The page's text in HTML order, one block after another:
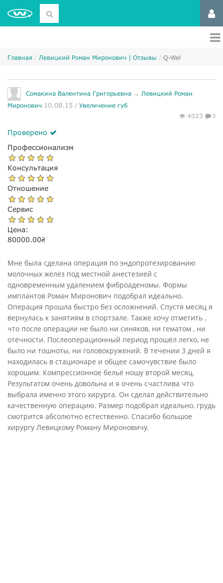
Главная Левицкий Роман Миронович | Отзывы Q-Wel
Сомакина Валентина Григорьевна → Левицкий Роман
Миронович 10.08.15 / Увеличение губ
4023
0
Проверено
Профессионализм
Консультация
Отношение
Сервис
Цена:
80000.00₴
Мне была сделана операция по эндопротезированию
молочных желёз под местной анестезией с
одновременным удалением фиброаденомы. Формы
имплантов Роман Миронович подобрал идеально.
Операция прошла быстро без осложнений. Спустя месяц я
вернулась к занятиям в спортзале. Также хочу отметить ,
что после операции не было ни синяков, ни гематом , ни
отёчности. Послеоперационный период прошёл легко, не
было ни тошноты, ни головокружений. В течении 3 дней я
находилась в стационаре и общее самочувствие было
хорошим. Компрессионное бельё ношу второй месяц.
Результатом очень довольна и я очень счастлива что
выбрала именно этого хирурга. Он сделал действительно
качественную операцию. Размер подобрал идеально, грудь
смотрится абсолютно естественно. Спасибо большое
хирургу Левицкому Роману Мироновичу.